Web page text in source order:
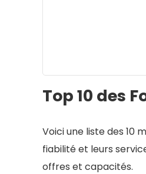
Cloudways
Cloudways
des performances
Cependant, cette
tarification et de
Top 10 des
Voici une liste des 10
fiabilité et leurs
offres et capacités.